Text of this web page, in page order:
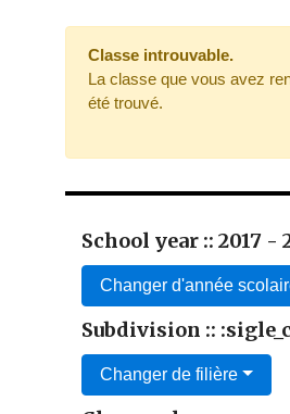
Classe introuvable.
La classe que vous avez
été trouvé.
School year :: 2017 -
Changer d'année
Subdivision ::
Changer de filière